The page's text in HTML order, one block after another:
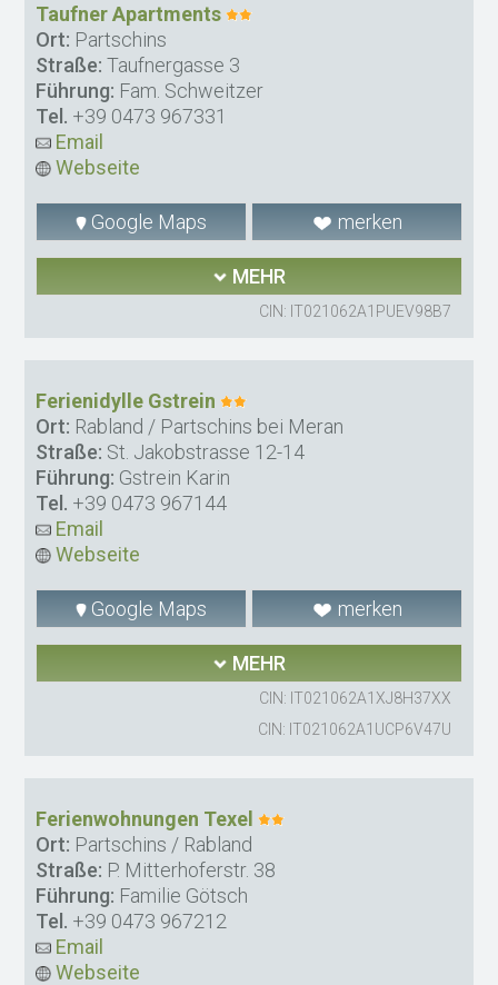
Taufner Apartments
Ort: Partschins
Straße: Taufnergasse 3
Führung: Fam. Schweitzer
Tel. +39 0473 967331
Email
Webseite
Google Maps merken
MEHR
CIN: IT021062A1PUEV98B7
Ferienidylle Gstrein
Ort: Rabland / Partschins bei Meran
Straße: St. Jakobstrasse 12-14
Führung: Gstrein Karin
Tel. +39 0473 967144
Email
Webseite
Google Maps merken
MEHR
CIN: IT021062A1XJ8H37XX
CIN: IT021062A1UCP6V47U
Ferienwohnungen Texel
Ort: Partschins / Rabland
Straße: P. Mitterhoferstr. 38
Führung: Familie Götsch
Tel. +39 0473 967212
Email
Webseite